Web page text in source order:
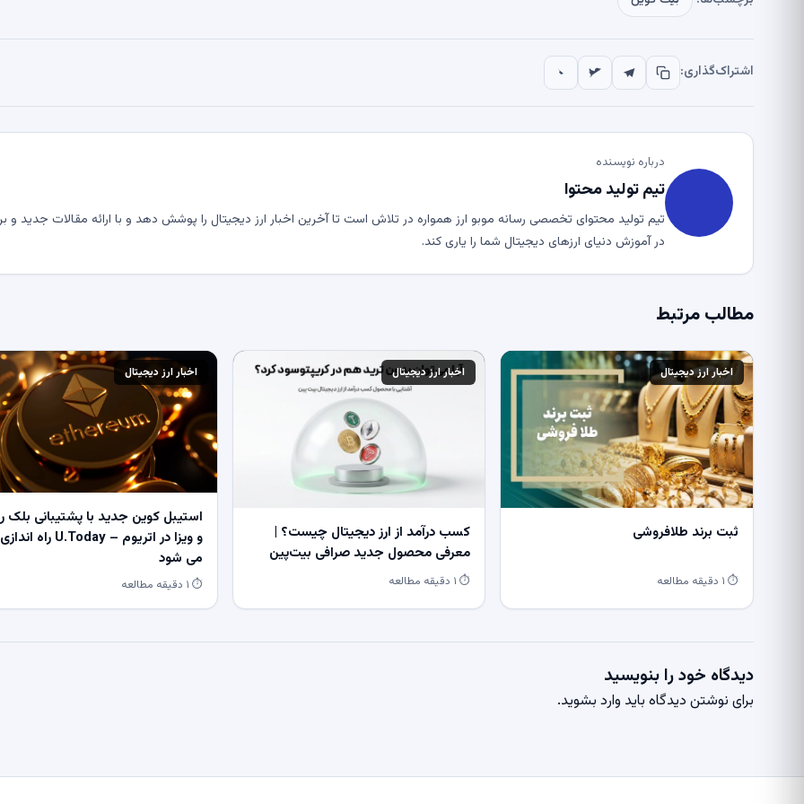
اشتراک‌گذاری:
درباره نویسنده
تیم تولید محتوا
تیم تولید محتوای تخصصی رسانه موبو ارز همواره در تلاش است تا آخرین اخبار ارز دیجیتال را پوشش دهد و با ارائه مقالات جدید و
در آموزش دنیای ارزهای دیجیتال شما را یاری کند.
مطالب مرتبط
اخبار ارز دیجیتال
ثبت برند طلافروشی
⏱ ۱ دقیقه مطالعه
اخبار ارز دیجیتال
کسب درآمد از ارز دیجیتال چیست؟ |
معرفی محصول جدید صرافی بیت‌پین
⏱ ۱ دقیقه مطالعه
اخبار ارز دیجیتال
استیبل کوین جدید با پشتیبانی بلک
و ویزا در اتریوم – U.Today راه اندازی
می شود
⏱ ۱ دقیقه مطالعه
دیدگاه خود را بنویسید
برای نوشتن دیدگاه باید وارد بشوید.